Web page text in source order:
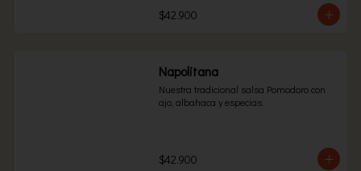
$42.900
Napolitana
Nuestra tradicional salsa Pomodoro con
ajo, albahaca y especias.
$42.900